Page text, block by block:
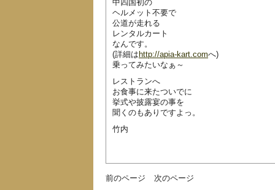
中四国初の
ヘルメット不要で
公道が走れる
レンタルカート
なんです。
(詳細は http://apia-kart.comへ)
乗ってみたいなぁ～
レストランへ
お食事に来たついでに
挙式や披露宴の事を
聞くのもありですよっ。
竹内
前のページ 次のページ